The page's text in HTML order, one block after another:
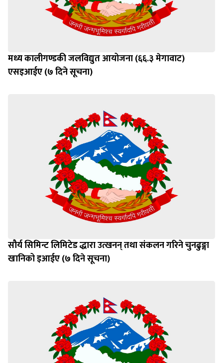
मध्य कालीगण्डकी जलविद्युत आयोजना (६६.३ मेगावाट)
एसइआईए (७ दिने सूचना)
सौर्य सिमिन्ट लिमिटेड द्धारा उत्खनन् तथा संकलन गरिने चुनढुङ्गा
खानिको इआईए (७ दिने सूचना)